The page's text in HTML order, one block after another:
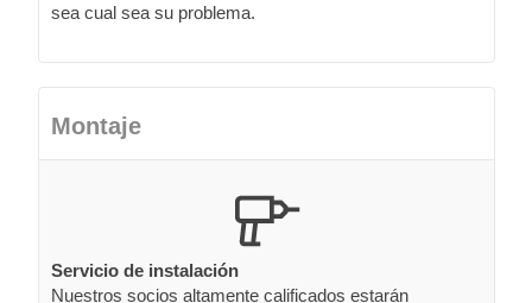
sea cual sea su problema.
Montaje
Servicio de instalación
Nuestros socios altamente calificados estarán